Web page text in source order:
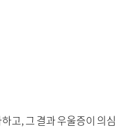
고, 그 결과 우울증이 의심